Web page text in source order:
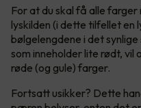
For at du skal få alle
lyskilden (i dette tilfellet en
bølgelengdene i det
som inneholder lite rødt,
røde (og gule) farger.
Fortsatt usikker? Dette